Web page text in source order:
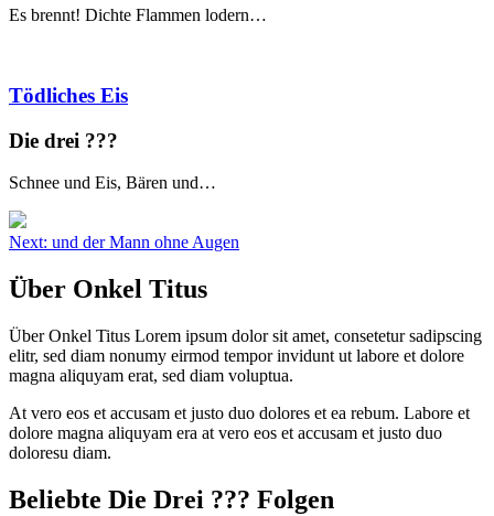
Es brennt! Dichte Flammen lodern…
Tödliches Eis
Die drei ???
Schnee und Eis, Bären und…
Beitragsnavigation
Next: und der Mann ohne Augen
Über Onkel Titus
Über Onkel Titus Lorem ipsum dolor sit amet, consetetur sadipscing
elitr, sed diam nonumy eirmod tempor invidunt ut labore et dolore
magna aliquyam erat, sed diam voluptua.
At vero eos et accusam et justo duo dolores et ea rebum. Labore et
dolore magna aliquyam era at vero eos et accusam et justo duo
doloresu diam.
Beliebte Die Drei ??? Folgen